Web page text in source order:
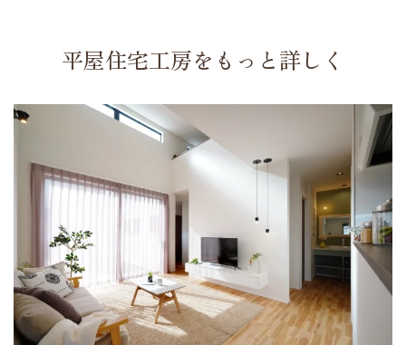
平屋住宅工房をもっと詳しく